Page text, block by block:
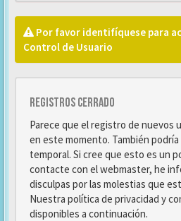
Por favor identifíquese para
Control de Usuario
Registros cerrado
Parece que el registro de nuevos
en este momento. También podría
temporal. Si cree que esto es un
contacte con el webmaster, he
disculpas por las molestias que
Nuestra política de privacidad y
disponibles a continuación.